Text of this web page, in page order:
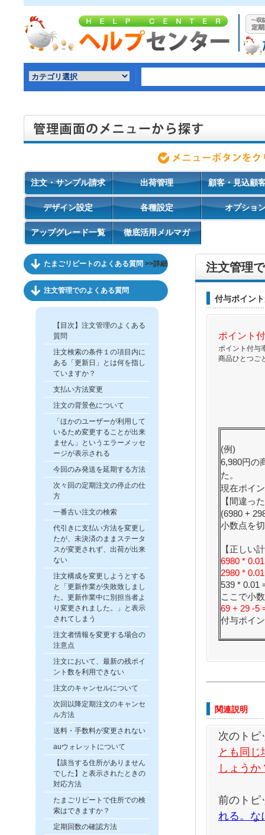
注文・サンプル請求 出荷管理 顧客・見込顧
デザイン設定 各種設定 オプショ
アップグレード一覧 徹底活用メルマガ
たまごリピートのよくある質問 >>詳細
注文管理でのよくある質問
【目次】注文管理のよくある
質問
注文検索の条件１の項目内に
ある「更新日」とは何を指し
ていますか？
支払い方法変更
注文の背景色について
「ほかのユーザーが利用して
いるため変更することが出来
ません」というエラーメッセ
ージが表示される
今回のみ発送を延期する方法
次々回の定期注文の停止の仕
方
一番古い注文の検索
代引きに支払い方法を変更し
たが、未決済のままステータ
スが変更されず、出荷が出来
ない
注文構成を変更しようとする
と「更新作業が失敗致しまし
た。更新作業中に別担当者よ
り変更されました。」と表示
されてしまう
注文者情報を変更する場合の
注意点
注文において、最新の残ポイ
ント数を利用できない
注文のキャンセルについて
次回以降定期注文のキャンセ
ル方法
送料・手数料が変更されない
auウォレットについて
【該当する住所がありません
でした】と表示されたときの
対応方法
たまごリピートで住所での検
索はできますか？
定期回数の確認方法
注文管理
付与ポイン
ポイント
ポイント付与
商品ひとつご
(例)
6,980円の
た。
現在ポイ
【間違っ
(6980 +
小数点を
【正しい
6980 *
2980 *
539 * 0.01
ここで小
69 + 29 -5
付与ポイ
関連説明
次のトピ
とも同
しょうか
前のトピ
れる。な